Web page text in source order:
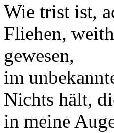
Wie trist ist,
Fliehen,
gewesen,
im
Nichts hält,
in meine